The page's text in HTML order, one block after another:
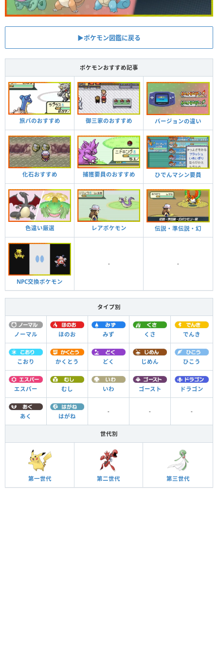
▶︎ポケモン図鑑に戻る
ポケモンおすすめ記事
旅パのおすすめ 御三家のおすすめ バージョンの違い
化石おすすめ 捕獲要員のおすすめ ひでんマシン要員
色違い厳選 レアポケモン 伝説・準伝説・幻
NPC交換ポケモン
- -
タイプ別
ノーマル ほのお みず くさ でんき
こおり かくとう どく じめん ひこう
エスパー むし いわ ゴースト ドラゴン
あく はがね
- - -
世代別
第一世代 第二世代 第三世代